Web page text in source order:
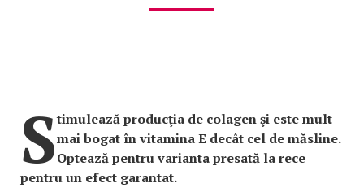
Stimulează producţia de colagen şi este mult
mai bogat în vitamina E decât cel de măsline.
Optează pentru varianta presată la rece
pentru un efect garantat.